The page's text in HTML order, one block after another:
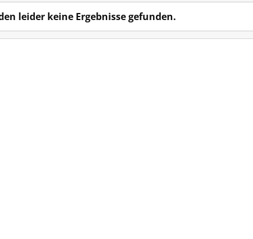
leider keine Ergebnisse gefunden.